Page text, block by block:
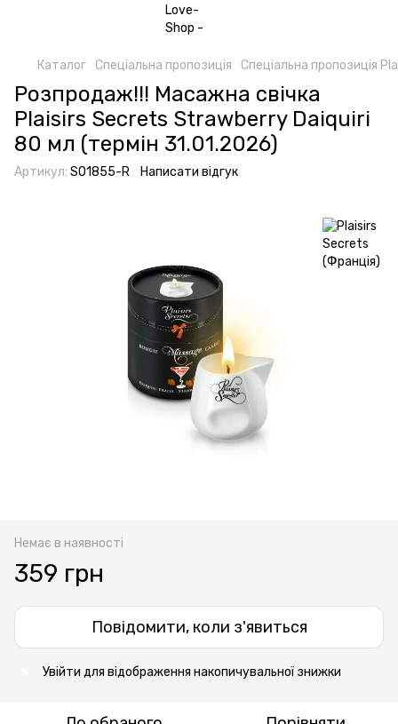
Каталог Спеціальна пропозиція Спеціальна пропозиція
Розпродаж!!! Масажна свічка
Plaisirs Secrets Strawberry Daiquiri
80 мл (термін 31.01.2026)
Артикул: SO1855-R Написати відгук
Немає в наявності
359 грн
Повідомити, коли з'явиться
Увійти для відображення накопичувальної знижки